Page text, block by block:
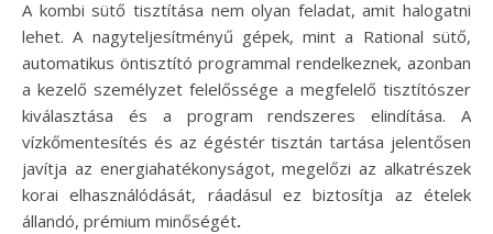
A kombi sütő tisztítása nem olyan feladat, amit halogatni
lehet. A nagyteljesítményű gépek, mint a Rational sütő,
automatikus öntisztító programmal rendelkeznek, azonban
a kezelő személyzet felelőssége a megfelelő tisztítószer
kiválasztása és a program rendszeres elindítása. A
vízkőmentesítés és az égéstér tisztán tartása jelentősen
javítja az energiahatékonyságot, megelőzi az alkatrészek
korai elhasználódását, ráadásul ez biztosítja az ételek
állandó, prémium minőségét.